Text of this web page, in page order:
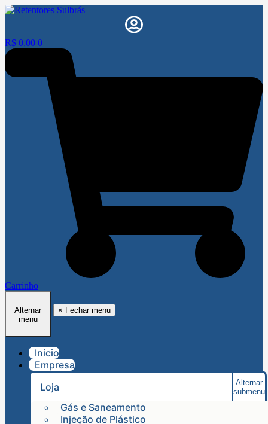
R$ 0,00 0
Carrinho
Alternar
menu
× Fechar menu
Início
Empresa
Loja
Alternar
submenu
Gás e Saneamento
Injeção de Plástico